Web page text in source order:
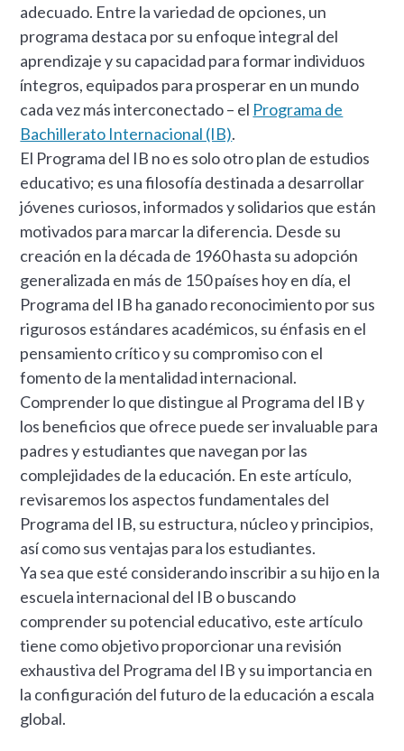
adecuado. Entre la variedad de opciones, un
programa destaca por su enfoque integral del
aprendizaje y su capacidad para formar individuos
íntegros, equipados para prosperar en un mundo
cada vez más interconectado – el Programa de
Bachillerato Internacional (IB).
El Programa del IB no es solo otro plan de estudios
educativo; es una filosofía destinada a desarrollar
jóvenes curiosos, informados y solidarios que están
motivados para marcar la diferencia. Desde su
creación en la década de 1960 hasta su adopción
generalizada en más de 150 países hoy en día, el
Programa del IB ha ganado reconocimiento por sus
rigurosos estándares académicos, su énfasis en el
pensamiento crítico y su compromiso con el
fomento de la mentalidad internacional.
Comprender lo que distingue al Programa del IB y
los beneficios que ofrece puede ser invaluable para
padres y estudiantes que navegan por las
complejidades de la educación. En este artículo,
revisaremos los aspectos fundamentales del
Programa del IB, su estructura, núcleo y principios,
así como sus ventajas para los estudiantes.
Ya sea que esté considerando inscribir a su hijo en la
escuela internacional del IB o buscando
comprender su potencial educativo, este artículo
tiene como objetivo proporcionar una revisión
exhaustiva del Programa del IB y su importancia en
la configuración del futuro de la educación a escala
global.